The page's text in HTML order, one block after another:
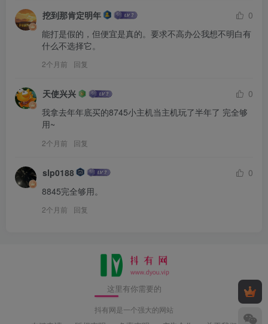
挖到那肯定明年
0
能打是假的，但便宜是真的。要求不高办公我想不明白有
什么不选择它。
2个月前 回复
天使兴兴
0
我拿去年年底买的8745小主机当主机玩了半年了 完全够
用~
2个月前 回复
slp0188
0
8845完全够用。
2个月前 回复
这里有你需要的
抖有网是一个强大的网站